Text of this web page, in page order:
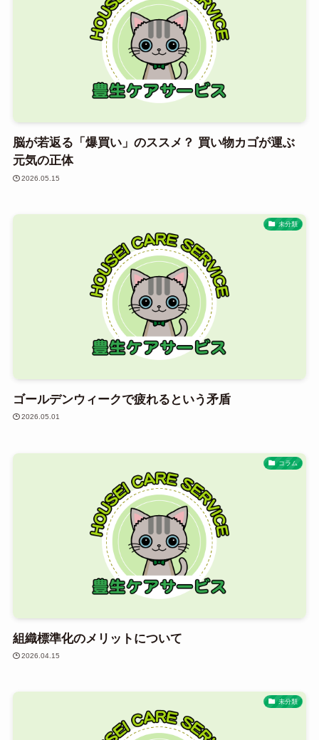
脳が若返る「爆買い」のススメ？ 買い物カゴが運ぶ
元気の正体
2026.05.15
未分類
ゴールデンウィークで疲れるという矛盾
2026.05.01
コラム
組織標準化のメリットについて
2026.04.15
未分類